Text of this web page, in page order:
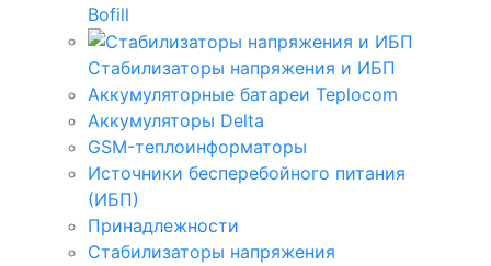
Bofill
Стабилизаторы напряжения и ИБП
Аккумуляторные батареи Teplocom
Аккумуляторы Delta
GSM-теплоинформаторы
Источники бесперебойного питания
(ИБП)
Принадлежности
Стабилизаторы напряжения